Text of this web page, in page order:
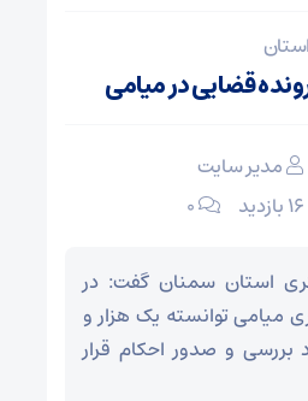
مدیر سایت
۰
استان سمنان گفت: در
میامی توانسته یک هزار و
بررسی و صدور احکام قرار